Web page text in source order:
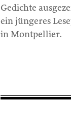
Gedichte
ein jüngeres
in Montpellier.